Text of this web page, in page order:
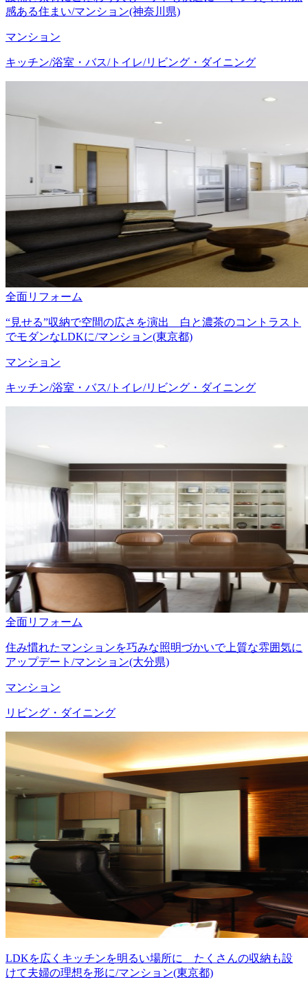
感ある住まい/マンション(神奈川県)
マンション
キッチン/浴室・バス/トイレ/リビング・ダイニング
全面リフォーム
“見せる”収納で空間の広さを演出 白と濃茶のコントラスト
でモダンなLDKに/マンション(東京都)
マンション
キッチン/浴室・バス/トイレ/リビング・ダイニング
全面リフォーム
住み慣れたマンションを巧みな照明づかいで上質な雰囲気に
アップデート/マンション(大分県)
マンション
リビング・ダイニング
LDKを広くキッチンを明るい場所に たくさんの収納も設
けて夫婦の理想を形に/マンション(東京都)